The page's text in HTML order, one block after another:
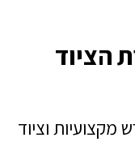
הציוד
וציוד